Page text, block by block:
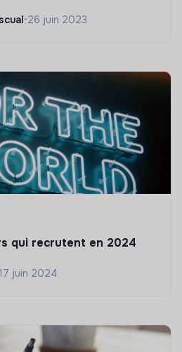
•26 juin 2023
qui recrutent en 2024
17 juin 2024